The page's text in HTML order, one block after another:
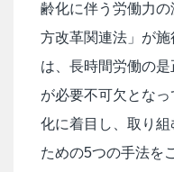
齢化に伴う労働力
方改革関連法」が
は、長時間労働の
が必要不可欠とな
化に着目し、取り
ための5つの手法を